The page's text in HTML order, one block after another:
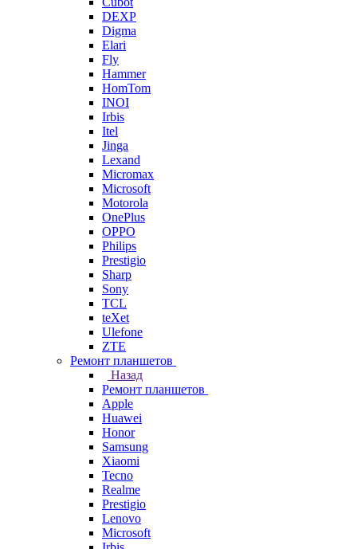
DEXP
Digma
Elari
Fly
Hammer
HomTom
INOI
Irbis
Itel
Jinga
Lexand
Micromax
Microsoft
Motorola
OnePlus
OPPO
Philips
Prestigio
Sharp
Sony
TCL
teXet
Ulefone
ZTE
Ремонт планшетов
Назад
Ремонт планшетов
Apple
Huawei
Honor
Samsung
Xiaomi
Tecno
Realme
Prestigio
Lenovo
Microsoft